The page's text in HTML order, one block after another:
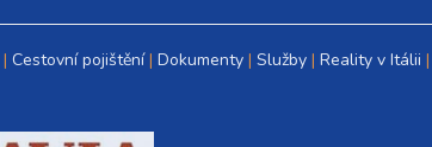
Cestovní pojištění Dokumenty Služby Reality v Itálii